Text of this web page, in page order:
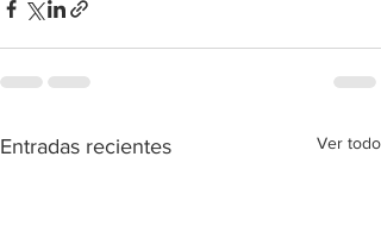
Entradas recientes Ver todo